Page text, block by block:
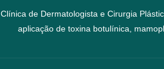
Clínica de Dermatologista e Cirurgia
aplicação de toxina botulínica,